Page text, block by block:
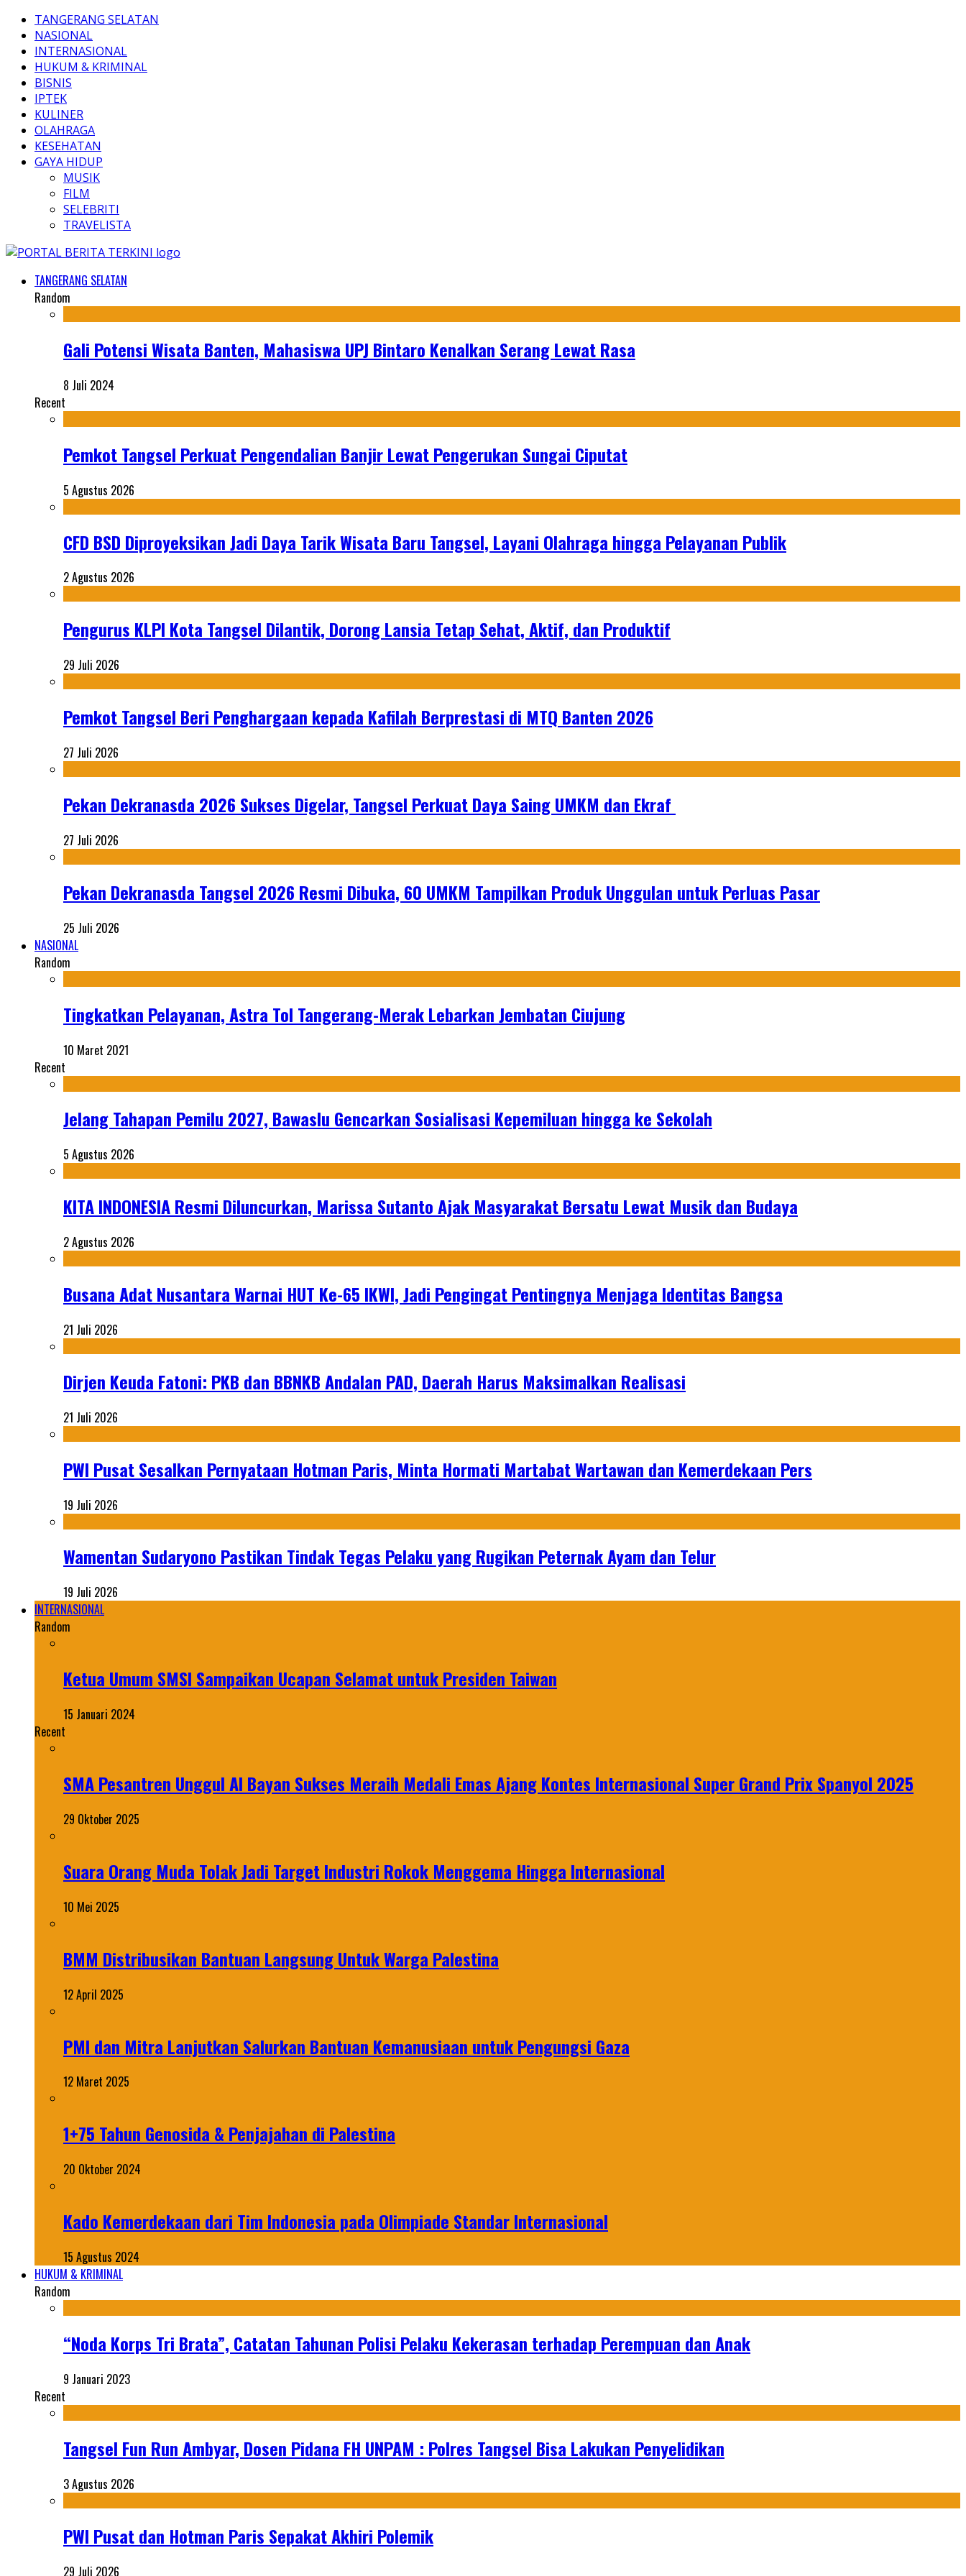
TANGERANG SELATAN
NASIONAL
INTERNASIONAL
HUKUM & KRIMINAL
BISNIS
IPTEK
KULINER
OLAHRAGA
KESEHATAN
GAYA HIDUP
MUSIK
FILM
SELEBRITI
TRAVELISTA
TANGERANG SELATAN
Random
Gali Potensi Wisata Banten, Mahasiswa UPJ Bintaro Kenalkan Serang Lewat Rasa
8 Juli 2024
Recent
Pemkot Tangsel Perkuat Pengendalian Banjir Lewat Pengerukan Sungai Ciputat
5 Agustus 2026
CFD BSD Diproyeksikan Jadi Daya Tarik Wisata Baru Tangsel, Layani Olahraga hingga Pelayanan Publik
2 Agustus 2026
Pengurus KLPI Kota Tangsel Dilantik, Dorong Lansia Tetap Sehat, Aktif, dan Produktif
29 Juli 2026
Pemkot Tangsel Beri Penghargaan kepada Kafilah Berprestasi di MTQ Banten 2026
27 Juli 2026
Pekan Dekranasda 2026 Sukses Digelar, Tangsel Perkuat Daya Saing UMKM dan Ekraf
27 Juli 2026
Pekan Dekranasda Tangsel 2026 Resmi Dibuka, 60 UMKM Tampilkan Produk Unggulan untuk Perluas Pasar
25 Juli 2026
NASIONAL
Random
Tingkatkan Pelayanan, Astra Tol Tangerang-Merak Lebarkan Jembatan Ciujung
10 Maret 2021
Recent
Jelang Tahapan Pemilu 2027, Bawaslu Gencarkan Sosialisasi Kepemiluan hingga ke Sekolah
5 Agustus 2026
KITA INDONESIA Resmi Diluncurkan, Marissa Sutanto Ajak Masyarakat Bersatu Lewat Musik dan Budaya
2 Agustus 2026
Busana Adat Nusantara Warnai HUT Ke-65 IKWI, Jadi Pengingat Pentingnya Menjaga Identitas Bangsa
21 Juli 2026
Dirjen Keuda Fatoni: PKB dan BBNKB Andalan PAD, Daerah Harus Maksimalkan Realisasi
21 Juli 2026
PWI Pusat Sesalkan Pernyataan Hotman Paris, Minta Hormati Martabat Wartawan dan Kemerdekaan Pers
19 Juli 2026
Wamentan Sudaryono Pastikan Tindak Tegas Pelaku yang Rugikan Peternak Ayam dan Telur
19 Juli 2026
INTERNASIONAL
Random
Ketua Umum SMSI Sampaikan Ucapan Selamat untuk Presiden Taiwan
15 Januari 2024
Recent
SMA Pesantren Unggul Al Bayan Sukses Meraih Medali Emas Ajang Kontes Internasional Super Grand Prix Spanyol 2025
29 Oktober 2025
Suara Orang Muda Tolak Jadi Target Industri Rokok Menggema Hingga Internasional
10 Mei 2025
BMM Distribusikan Bantuan Langsung Untuk Warga Palestina
12 April 2025
PMI dan Mitra Lanjutkan Salurkan Bantuan Kemanusiaan untuk Pengungsi Gaza
12 Maret 2025
1+75 Tahun Genosida & Penjajahan di Palestina
20 Oktober 2024
Kado Kemerdekaan dari Tim Indonesia pada Olimpiade Standar Internasional
15 Agustus 2024
HUKUM & KRIMINAL
Random
“Noda Korps Tri Brata”, Catatan Tahunan Polisi Pelaku Kekerasan terhadap Perempuan dan Anak
9 Januari 2023
Recent
Tangsel Fun Run Ambyar, Dosen Pidana FH UNPAM : Polres Tangsel Bisa Lakukan Penyelidikan
3 Agustus 2026
PWI Pusat dan Hotman Paris Sepakat Akhiri Polemik
29 Juli 2026